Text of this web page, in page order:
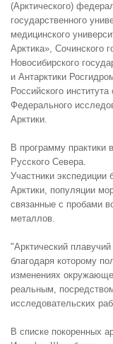
(Арктического)
государственного
медицинского
Арктика», Сочинского
Новосибирского
и Антарктики
Российского
Федерального
Арктики.
В программу практики
Русского Севера.
Участники экспедиции
Арктики, популяции
связанные с пробами
металлов.
"Арктический
благодаря которому
изменениях
реальным,
исследовательских
В списке покоренных